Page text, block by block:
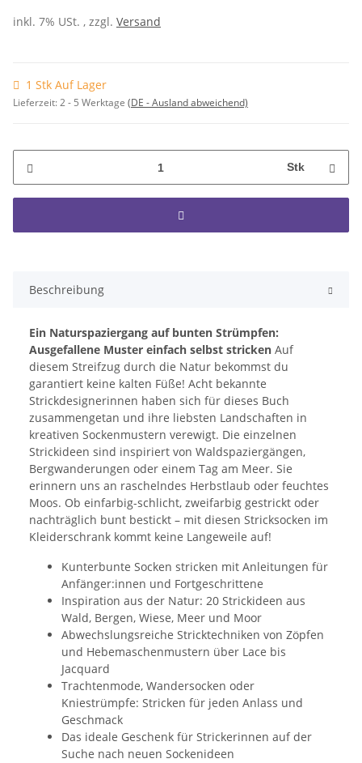
inkl. 7% USt. , zzgl. Versand
1 Stk Auf Lager
Lieferzeit:2 - 5 Werktage (DE - Ausland abweichend)
Stk
Beschreibung
Ein Naturspaziergang auf bunten Strümpfen:
Ausgefallene Muster einfach selbst stricken Auf
diesem Streifzug durch die Natur bekommst du
garantiert keine kalten Füße! Acht bekannte
Strickdesignerinnen haben sich für dieses Buch
zusammengetan und ihre liebsten Landschaften in
kreativen Sockenmustern verewigt. Die einzelnen
Strickideen sind inspiriert von Waldspaziergängen,
Bergwanderungen oder einem Tag am Meer. Sie
erinnern uns an raschelndes Herbstlaub oder feuchtes
Moos. Ob einfarbig-schlicht, zweifarbig gestrickt oder
nachträglich bunt bestickt – mit diesen Stricksocken im
Kleiderschrank kommt keine Langeweile auf!
Kunterbunte Socken stricken mit Anleitungen für
Anfänger:innen und Fortgeschrittene
Inspiration aus der Natur: 20 Strickideen aus
Wald, Bergen, Wiese, Meer und Moor
Abwechslungsreiche Stricktechniken von Zöpfen
und Hebemaschenmustern über Lace bis
Jacquard
Trachtenmode, Wandersocken oder
Kniestrümpfe: Stricken für jeden Anlass und
Geschmack
Das ideale Geschenk für Strickerinnen auf der
Suche nach neuen Sockenideen